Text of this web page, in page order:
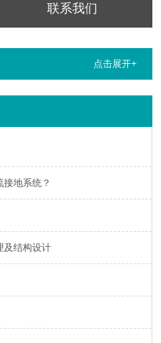
联系我们
点击展开+
地系统？
及结构设计